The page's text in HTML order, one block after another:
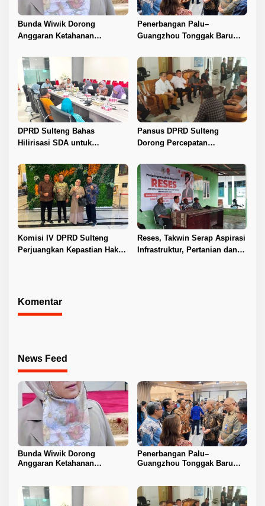
Bunda Wiwik Dorong
Anggaran Ketahanan
Penerbangan Palu–
Guangzhou Tonggak Baru
DPRD Sulteng Bahas
Hilirisasi SDA untuk
Pansus DPRD Sulteng
Dorong Percepatan
Sawit di Toli-Toli
Komisi IV DPRD Sulteng
Perjuangkan Kepastian Hak
Reses, Takwin Serap Aspirasi
Infrastruktur, Pertanian dan
Komentar
News Feed
Bunda Wiwik Dorong
Anggaran Ketahanan
Penerbangan Palu–
Guangzhou Tonggak Baru